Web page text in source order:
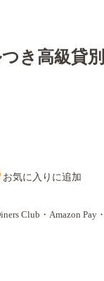
き高級貸
お気に入りに追加
Club・Amazon Pay